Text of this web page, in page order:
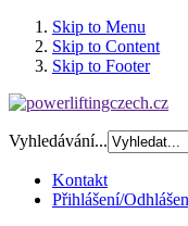
Skip to Menu
Skip to Content
Skip to Footer
Vyhledávání...
Kontakt
Přihlášení/